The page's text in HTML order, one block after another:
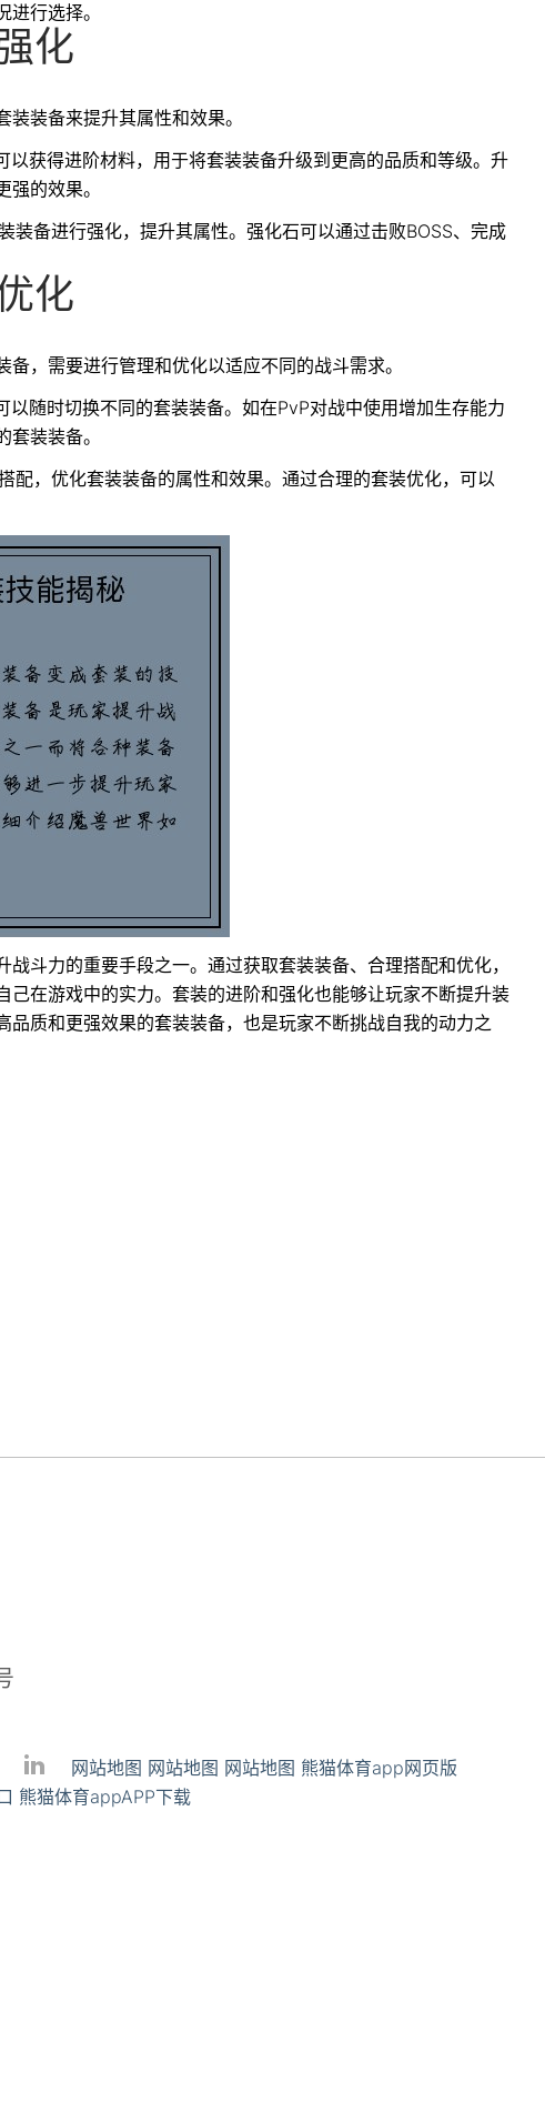
行选择。
化
装备来提升其属性和效果。
以获得进阶材料，用于将套装装备升级到更高的品质和等级。升
的效果。
装备进行强化，提升其属性。强化石可以通过击败BOSS、完成
化
，需要进行管理和优化以适应不同的战斗需求。
以随时切换不同的套装装备。如在PvP对战中使用增加生存能力
装装备。
配，优化套装装备的属性和效果。通过合理的套装优化，可以
斗力的重要手段之一。通过获取套装装备、合理搭配和优化，
己在游戏中的实力。套装的进阶和强化也能够让玩家不断提升装
品质和更强效果的套装装备，也是玩家不断挑战自我的动力之
网站地图 网站地图 网站地图 熊猫体育app网页版
熊猫体育appAPP下载